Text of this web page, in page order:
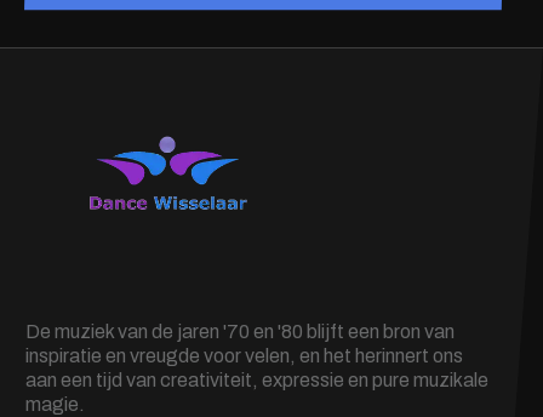
De muziek van de jaren '70 en '80 blijft een bron van
inspiratie en vreugde voor velen, en het herinnert ons
aan een tijd van creativiteit, expressie en pure muzikale
magie.